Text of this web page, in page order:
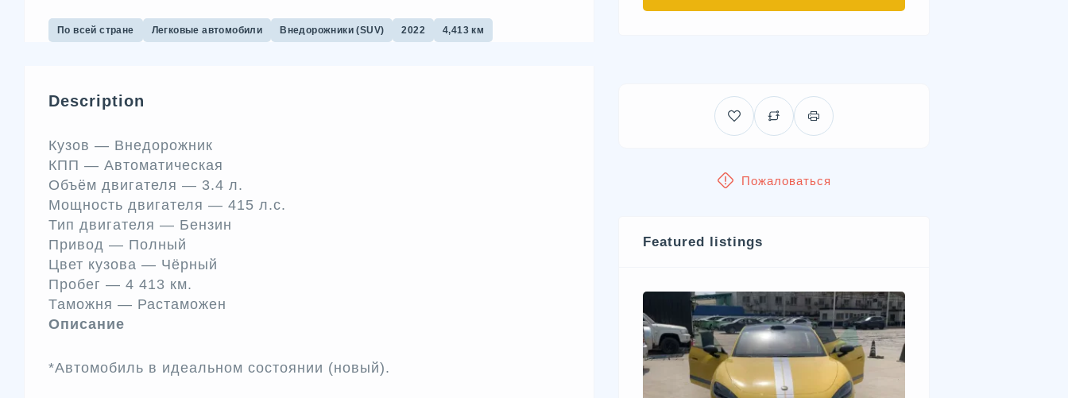
По всей стране Легковые автомобили Внедорожники (SUV) 2022 4,413 км
Description
Кузов — Внедорожник
КПП — Автоматическая
Объём двигателя — 3.4 л.
Мощность двигателя — 415 л.c.
Тип двигателя — Бензин
Привод — Полный
Цвет кузова — Чёрный
Пробег — 4 413 км.
Таможня — Растаможен
Описание
*Автомобиль в идеальном состоянии (новый).
Пожаловаться
Featured listings